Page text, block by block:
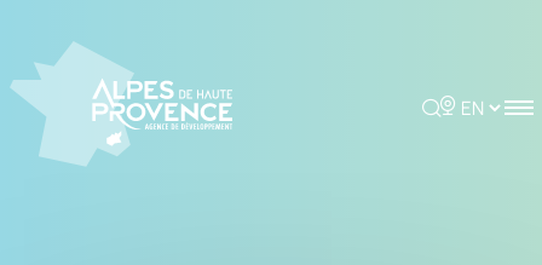
Rechercher
Choisir la